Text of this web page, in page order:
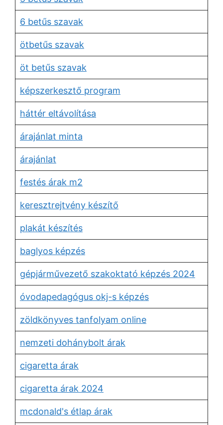
6 betűs szavak
ötbetűs szavak
öt betűs szavak
képszerkesztő program
háttér eltávolítása
árajánlat minta
árajánlat
festés árak m2
keresztrejtvény készítő
plakát készítés
baglyos képzés
gépjárművezető szakoktató képzés 2024
óvodapedagógus okj-s képzés
zöldkönyves tanfolyam online
nemzeti dohánybolt árak
cigaretta árak
cigaretta árak 2024
mcdonald's étlap árak